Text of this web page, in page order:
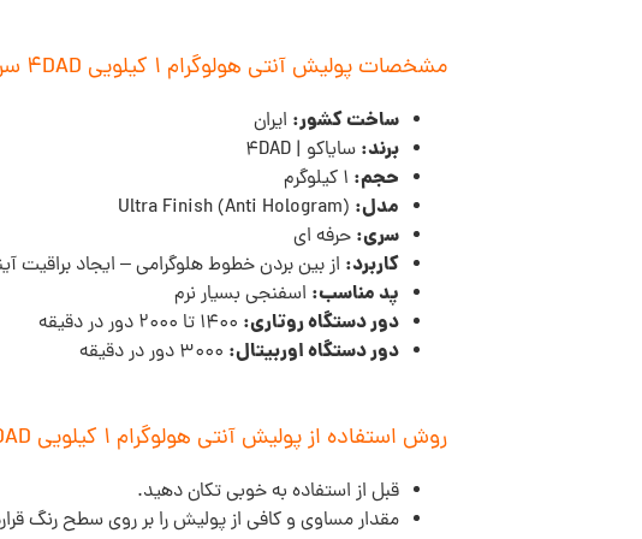
مشخصات پولیش آنتی هولوگرام 1 کیلویی 4DAD سری حرفه ای:
ساخت کشور: ایران
برند: سایاکو | 4DAD
حجم:
مدل: (Anti Hologram) Ultra Finish
سری: حرفه ای
کاربرد: از بین بردن خطوط هلوگرامی – ایجاد براقیت
پد مناسب: اسفنجی بسیار نرم
دور دستگاه روتاری:
دور دستگاه اوربیتال:
روش استفاده از پولیش آنتی هولوگرام 1 کیلویی 4DAD سری حرفه ای:
قبل از استفاده به خوبی تکان دهید.
مقدار مساوی و کافی از پولیش را بر روی سطح رنگ